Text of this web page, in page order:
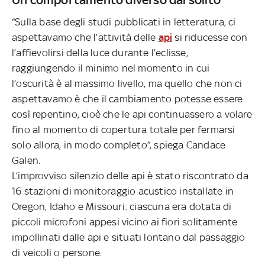
“Sulla base degli studi pubblicati in letteratura, ci
aspettavamo che l’attività delle api si riducesse con
l’affievolirsi della luce durante l’eclisse,
raggiungendo il minimo nel momento in cui
l’oscurità è al massimo livello, ma quello che non ci
aspettavamo è che il cambiamento potesse essere
così repentino, cioè che le api continuassero a volare
fino al momento di copertura totale per fermarsi
solo allora, in modo completo”, spiega Candace
Galen.
L’improvviso silenzio delle api è stato riscontrato da
16 stazioni di monitoraggio acustico installate in
Oregon, Idaho e Missouri: ciascuna era dotata di
piccoli microfoni appesi vicino ai fiori solitamente
impollinati dalle api e situati lontano dal passaggio
di veicoli o persone.